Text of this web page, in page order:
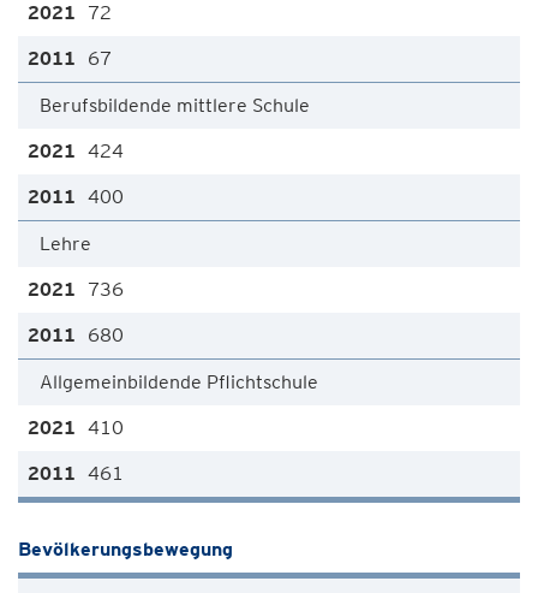
72
67
Berufsbildende mittlere Schule
424
400
Lehre
736
680
Allgemeinbildende Pflichtschule
410
461
Bevölkerungsbewegung